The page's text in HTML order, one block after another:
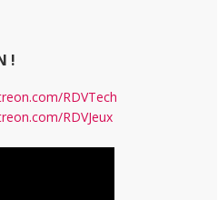
!
RDVTech
RDVJeux